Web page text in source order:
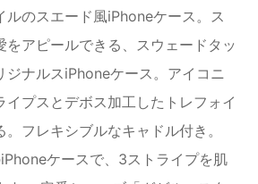
ルのスエード風iPhoneケース。ス
をアピールできる、スウェードタッ
ジナルスiPhoneケース。アイコニ
イプスとデボス加工したトレフォイ
フレキシブルなキャドル付き。
ケースで、3ストライプを肌